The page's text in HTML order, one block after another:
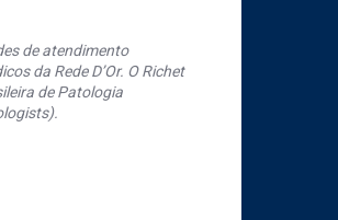
de atendimento
da Rede D’Or. O Richet
de Patologia